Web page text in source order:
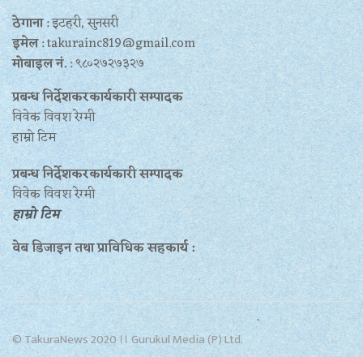
ठेगाना: इटहरी, सुनसरी
इमेल: takurainc819@gmail.com
मोबाइल नं.: ९८०२७२७३२७
प्रबन्ध निर्देशकरकार्यकारी सम्पादक
विवेक विवश रेग्मी
हाम्रो टिम
प्रबन्ध निर्देशकरकार्यकारी सम्पादक
विवेक विवश रेग्मी
हाम्रो टिम
वेब डिजाइन तथा प्राविधिक सहकार्य :
© TakuraNews 2020 ।। Gurukul Media (P) Ltd.